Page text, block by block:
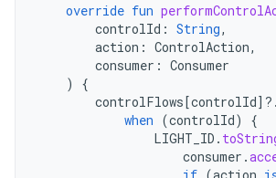
override fun
controlId : String,
action : ControlAction,
consumer : Consumer
)
{
controlFlows[controlId]?.
when (controlId)
{
LIGHT_ID .
consumer .